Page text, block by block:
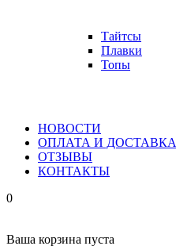
Тайтсы
Плавки
Топы
НОВОСТИ
ОПЛАТА И ДОСТАВКА
ОТЗЫВЫ
КОНТАКТЫ
0
Ваша корзина пуста